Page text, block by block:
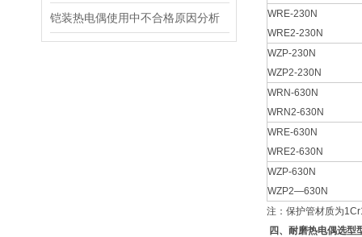
铠装热电偶使用中不合格原因分析
WRE-230N
WRE2-230N
WZP-230N
WZP2-230N
WRN-630N
WRN2-630N
WRE-630N
WRE2-630N
WZP-630N
WZP2—630N
注：保护管材质为
四、耐磨热电偶选型